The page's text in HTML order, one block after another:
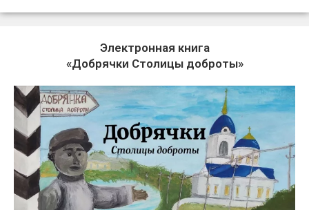
Электронная книга
«Добрячки Столицы доброты»